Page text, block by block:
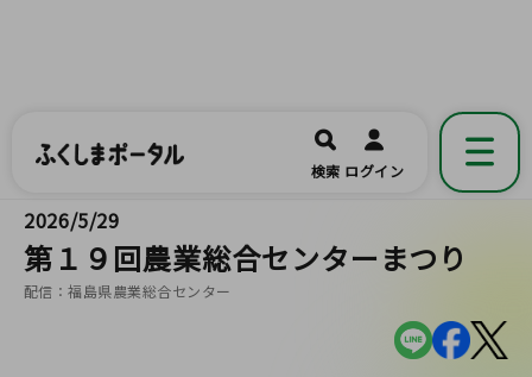
福島県公式の地域情報ポータルアプリ
開く
検索 ログイン
2026/5/29
第１９回農業総合センターまつり
配信：福島県農業総合センター